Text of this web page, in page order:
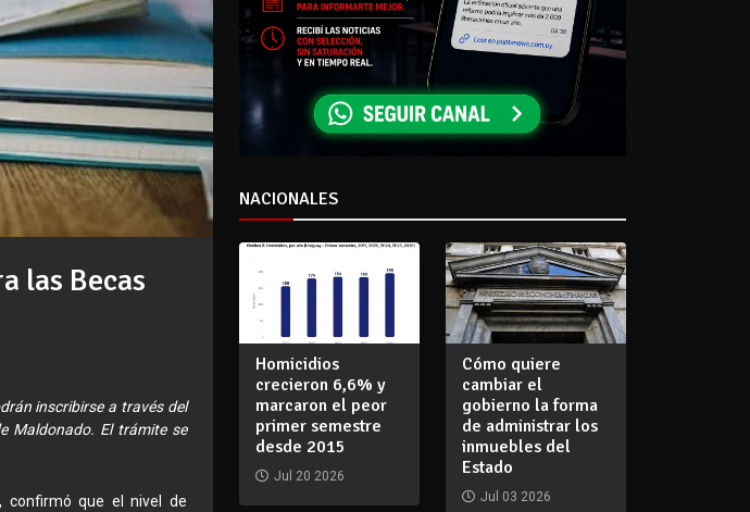
las Becas
inscribirse a través del
Maldonado. El trámite se
confirmó que el nivel de
NACIONALES
Homicidios
crecieron 6,6% y
marcaron el peor
primer semestre
desde 2015
Jul 20 2026
Cómo quiere
cambiar el
gobierno la forma
de administrar los
inmuebles del
Estado
Jul 03 2026